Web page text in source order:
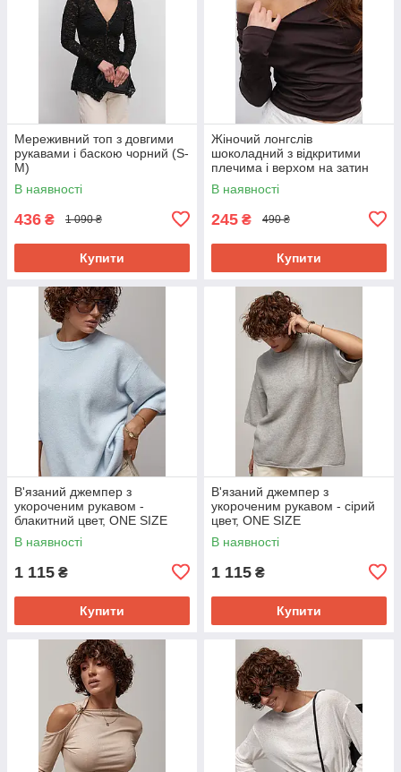
Мереживний топ з довгими
рукавами і баскою чорний (S-
M)
В наявності
436 ₴ 1 090 ₴
Купити
Жіночий лонгслів
шоколадний з відкритими
плечима і верхом на затин
(S)
В наявності
245 ₴ 490 ₴
Купити
В'язаний джемпер з
укороченим рукавом -
блакитний цвет, ONE SIZE
В наявності
1 115 ₴
Купити
В'язаний джемпер з
укороченим рукавом - сірий
цвет, ONE SIZE
В наявності
1 115 ₴
Купити